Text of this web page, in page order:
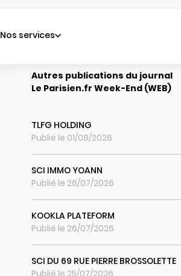
Nos services
Autres publications du journal
Le Parisien.fr Week-End (WEB)
TLFG HOLDING
Publié le 01/08/2026
SCI IMMO YOANN
Publié le 26/07/2026
KOOKLA PLATEFORM
Publié le 26/07/2026
SCI DU 69 RUE PIERRE BROSSOLETTE
Publié le 25/07/2026